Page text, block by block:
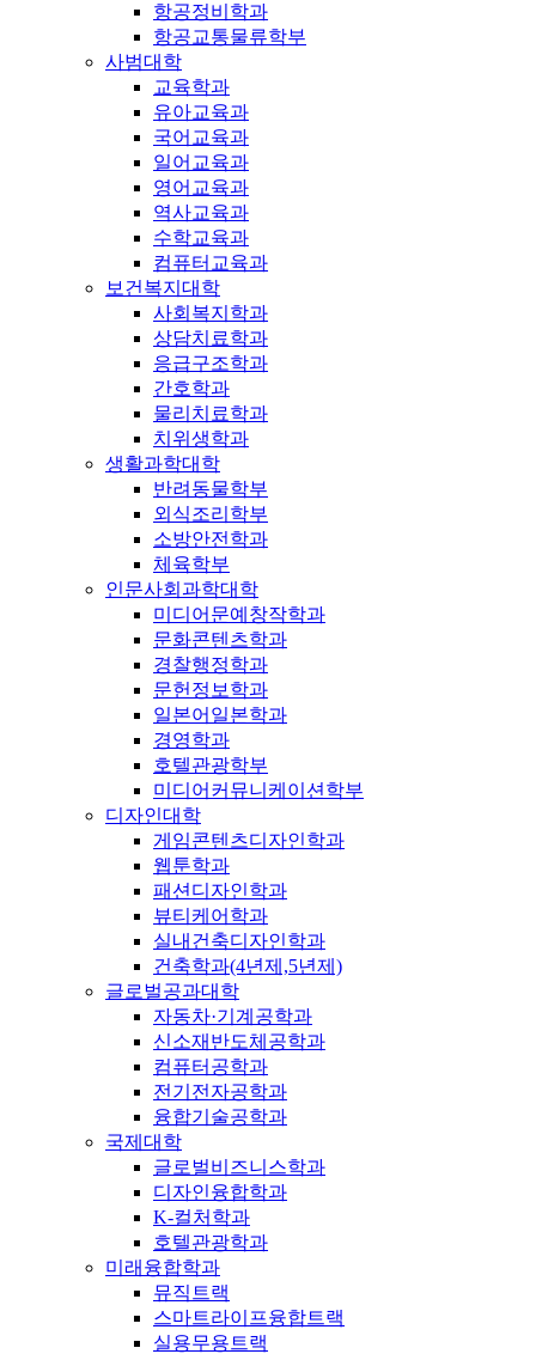
항공정비학과
항공교통물류학부
사범대학
교육학과
유아교육과
국어교육과
일어교육과
영어교육과
역사교육과
수학교육과
컴퓨터교육과
보건복지대학
사회복지학과
상담치료학과
응급구조학과
간호학과
물리치료학과
치위생학과
생활과학대학
반려동물학부
외식조리학부
소방안전학과
체육학부
인문사회과학대학
미디어문예창작학과
문화콘텐츠학과
경찰행정학과
문헌정보학과
일본어일본학과
경영학과
호텔관광학부
미디어커뮤니케이션학부
디자인대학
게임콘텐츠디자인학과
웹툰학과
패션디자인학과
뷰티케어학과
실내건축디자인학과
건축학과(4년제,5년제)
글로벌공과대학
자동차·기계공학과
신소재반도체공학과
컴퓨터공학과
전기전자공학과
융합기술공학과
국제대학
글로벌비즈니스학과
디자인융합학과
K-컬처학과
호텔관광학과
미래융합학과
뮤직트랙
스마트라이프융합트랙
실용무용트랙